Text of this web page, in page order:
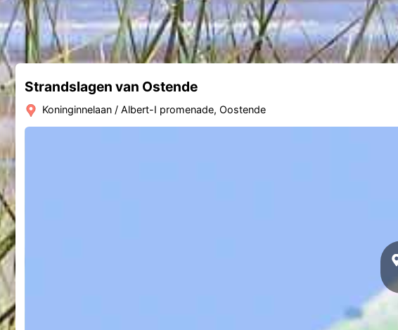
Strandslagen van Ostende
Koninginnelaan / Albert-I promenade, Oostende